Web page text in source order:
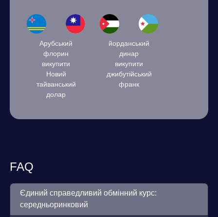
Арубський
флорин
викупити
Новий
тайванський
долар
йорданський
динар
викупити
джибутійський
франк
FAQ
Єдиний справедливий обмінний курс:
середньоринковий